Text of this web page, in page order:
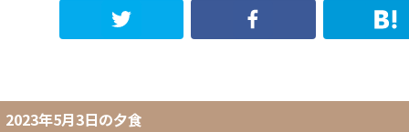
2023年5月3日の夕食